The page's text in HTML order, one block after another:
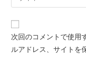
次回のコメントで使用
ルアドレス、サイトを